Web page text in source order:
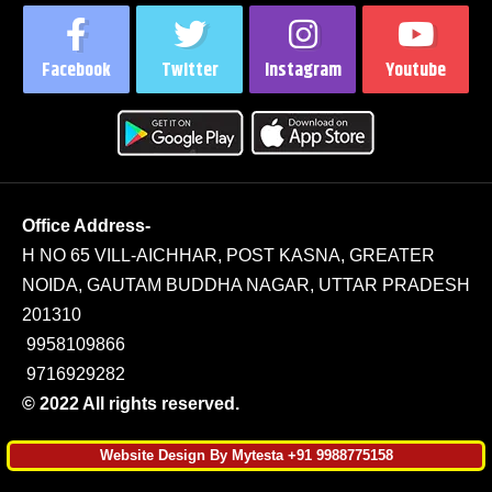
Office Address-
H NO 65 VILL-AICHHAR, POST KASNA, GREATER
NOIDA, GAUTAM BUDDHA NAGAR, UTTAR PRADESH
201310
9958109866
9716929282
© 2022 All rights reserved.
Website Design By Mytesta +91 9988775158
Facebook Twitter Instagram Youtube